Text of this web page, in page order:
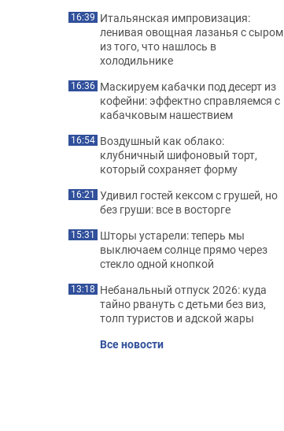
16:39 Итальянская импровизация:
ленивая овощная лазанья с сыром
из того, что нашлось в
холодильнике
16:36 Маскируем кабачки под десерт из
кофейни: эффектно справляемся с
кабачковым нашествием
16:54 Воздушный как облако:
клубничный шифоновый торт,
который сохраняет форму
16:21 Удивил гостей кексом с грушей, но
без груши: все в восторге
15:31 Шторы устарели: теперь мы
выключаем солнце прямо через
стекло одной кнопкой
13:18 Небанальный отпуск 2026: куда
тайно рвануть с детьми без виз,
толп туристов и адской жары
Все новости